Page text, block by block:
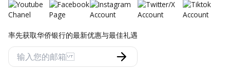
率先获取华侨银行的最新优惠与最佳礼遇